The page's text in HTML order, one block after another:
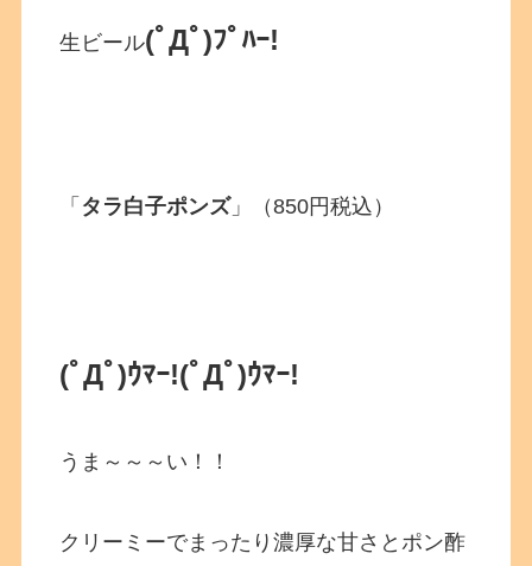
生ビール(ﾟДﾟ)ﾌﾟﾊｰ!
「 タラ白子ポンズ」（850円税込）
(ﾟДﾟ)ｳﾏｰ!(ﾟДﾟ)ｳﾏｰ!
うま～～～い！！
クリーミーでまったり濃厚な甘さとポン酢